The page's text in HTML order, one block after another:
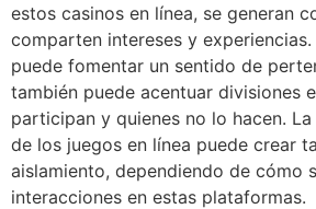
estos casinos en línea, se generan
comparten intereses y
puede fomentar un sentido de
también puede acentuar divisiones
participan y quienes no lo hacen.
de los juegos en línea puede crear
aislamiento, dependiendo de cómo
interacciones en estas plataformas.